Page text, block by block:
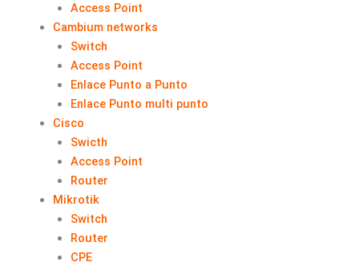
Access Point
Cambium networks
Switch
Access Point
Enlace Punto a Punto
Enlace Punto multi punto
Cisco
Swicth
Access Point
Router
Mikrotik
Switch
Router
CPE